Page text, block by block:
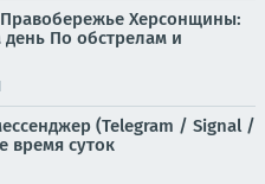
Правобережье Херсонщины:
день По обстрелам и
(Telegram / Signal /
время суток